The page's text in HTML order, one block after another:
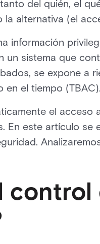
del quién, el
la alternativa (el
información
un sistema que
se expone a
el tiempo (TBAC).
el
En este artículo se